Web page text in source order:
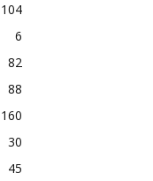
104
6
82
88
160
30
45